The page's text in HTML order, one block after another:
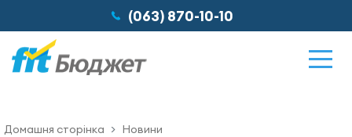
(063) 870-10-10
Домашня сторінка
Новини